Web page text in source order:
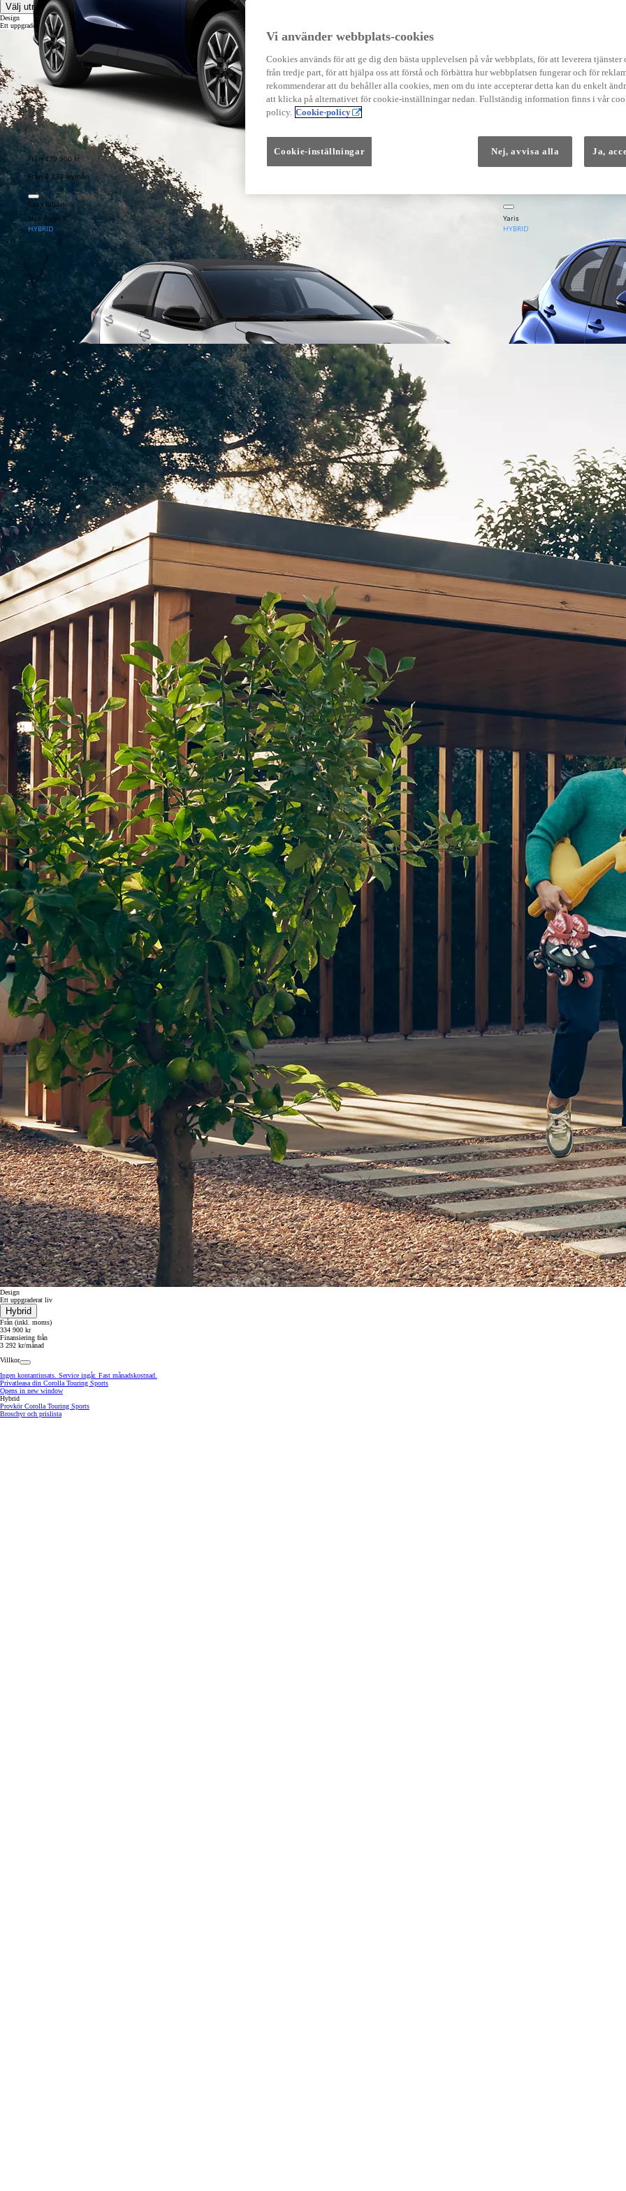
Från 479 900 kr
Från 3 333 kr/mån
Easy Billån
Från 569 900 kr
Nya Aygo X
HYBRID
Från 238 900 kr
Från 2 349 kr/mån
Easy Billån
Yaris
HYBRID
Från 257 900 kr
Från 2 535 kr/mån
Easy Billån
GR Yaris
BENSIN
Från 599 900 kr
Från 324 900 kr
Från 3 194 kr/mån
Nya Corolla Cross
HYBRID
Från 360 900 kr
Från 3 548 kr/mån
Easy Billån
Toyota C-HR
HYBRID & LADDHYBRID
Från 350 900 kr
Från 3 450 kr/mån
Easy Billån
Toyota GR Supra
BENSIN
Nya GR GT
The soul lives on
Instruktionsfilmer
Välj utrustningsnivå
Design
Ett uppgraderat liv
Design
Ett uppgraderat liv
Hybrid
Från (inkl. moms)
334 900 kr
Finansiering från
3 292 kr/månad
Villkor
Ingen kontantinsats. Service ingår. Fast månadskostnad.
Privatleasa din Corolla Touring Sports
Opens in new window
Hybrid
Provkör Corolla Touring Sports
Broschyr och prislista
Vi använder webbplats-cookies
Cookies används för att ge dig den bästa upplevelsen på vår webbplats, för att leverera tjänster
från tredje part, för att hjälpa oss att förstå och förbättra hur webbplatsen fungerar och för
rekommenderar att du behåller alla cookies, men om du inte accepterar detta kan du enkelt
att klicka på alternativet för cookie-inställningar nedan. Fullständig information finns i vår
policy. Cookie-policy
Cookie-inställningar Nej, avvisa alla Ja,